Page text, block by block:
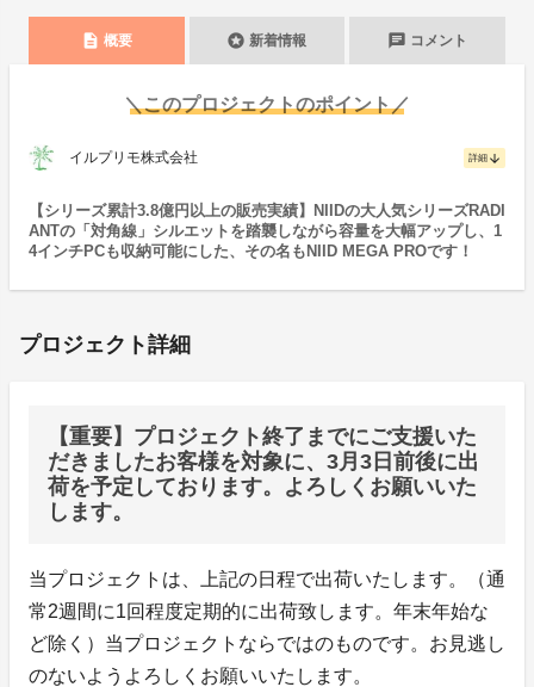
description 概要 stars 新着情報 chat コメント
＼このプロジェクトのポイント／
イルプリモ株式会社 詳細 arrow_downward
【シリーズ累計3.8億円以上の販売実績】NIIDの大人気シリーズRADI
ANTの「対角線」シルエットを踏襲しながら容量を大幅アップし、1
4インチPCも収納可能にした、その名もNIID MEGA PROです！
プロジェクト詳細
【重要】プロジェクト終了までにご支援いた
だきましたお客様を対象に、3月3日前後に出
荷を予定しております。よろしくお願いいた
します。
当プロジェクトは、上記の日程で出荷いたします。（通
常2週間に1回程度定期的に出荷致します。年末年始な
ど除く）当プロジェクトならではのものです。お見逃し
のないようよろしくお願いいたします。